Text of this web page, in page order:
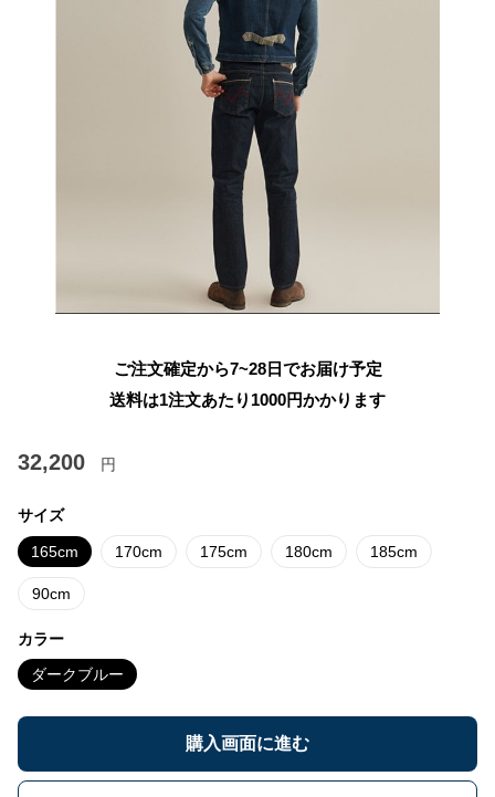
ご注文確定から7~28日でお届け予定
送料は1注文あたり 1000円かかります
32,200 円
サイズ
165cm 170cm 175cm 180cm 185cm
90cm
カラー
ダークブルー
購入画面に進む